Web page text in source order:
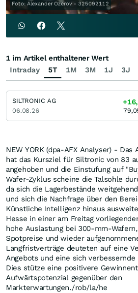
Foto: Alexander Ozerov - 325092112
NEW YORK (dpa-AFX Analyser) -
hat das Kursziel für Siltronic von 83
angehoben und die Einstufung auf
Wafer-Zyklus scheine die Talsohle
da sich die Lagerbestände
und sich die Nachfrage über den
Künstliche Intelligenz hinaus
Hesse in einer am Freitag
hohe Auslastung bei 300-mm-
Spotpreise und wieder
Langfristverträge deuteten auf eine
Angebots und eine sich verbessernde
Dies stütze eine positivere
Aufwärtspotenzial gegenüber den
Markterwartungen./rob/la/he
Intraday 5T 1M 3M 1J 3J
1 im Artikel enthaltener Wert
SILTRONIC AG
06.08.26